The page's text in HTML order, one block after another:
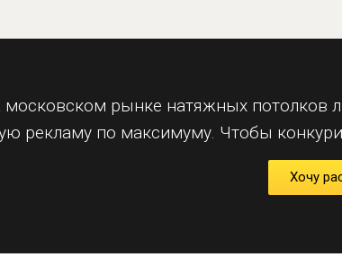
московском рынке натяжных потолков
рекламу по максимуму. Чтобы
Хочу